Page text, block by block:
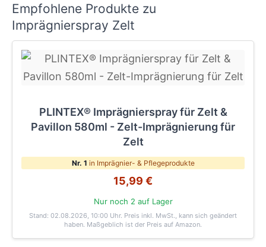
Empfohlene Produkte zu
Imprägnierspray Zelt
PLINTEX® Imprägnierspray für Zelt &
Pavillon 580ml - Zelt-Imprägnierung für
Zelt
Nr. 1 in Imprägnier- & Pflegeprodukte
15,99 €
Nur noch 2 auf Lager
Stand: 02.08.2026, 10:00 Uhr. Preis inkl. MwSt., kann sich geändert
haben. Maßgeblich ist der Preis auf Amazon.